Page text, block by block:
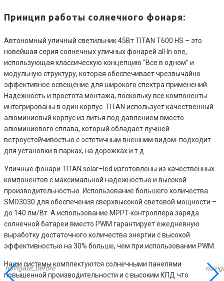
Принцип работы солнечного фонаря:
Автономный уличный светильник 45Вт TITAN T600 HS – это
новейшая серия солнечных уличных фонарей all In one,
использующая классическую концепцию “Все в одном” и
модульную структуру, которая обеспечивает чрезвычайно
эффективное освещение для широкого спектра применений.
Надежность и простота монтажа, поскольку все компоненты
интегрированы в один корпус. TITAN использует качественный
алюминиевый корпус из литья под давлением вместо
алюминиевого сплава, который обладает лучшей
ветроустойчивостью с эстетичным внешним видом. подходит
для установки в парках, на дорожках и т.д
Уличные фонари TITAN solar–led изготовлены из качественных
компонентов с максимальной надежностью и высокой
производительностью. Использование большего количества
SMD3030 для обеспечения сверхвысокой световой мощности –
до 140 лм/Вт. А использование MPPT-контроллера заряда
солнечной батареи вместо PWM гарантирует ежедневную
выработку достаточного количества энергии с высокой
эффективностью на 30% больше, чем при использовании PWM.
Наши системы комплектуются солнечными панелями
повышенной производительности и с высоким КПД что
navigate_before